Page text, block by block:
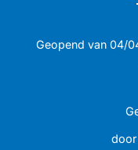
Geopend van 04/
door